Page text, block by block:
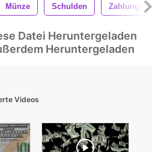
Münze Schulden Zahlung
Datei Heruntergeladen
Heruntergeladen
Videos